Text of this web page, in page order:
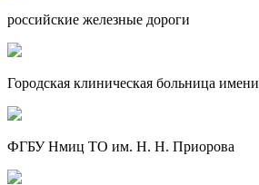
российские железные дороги
Городская клиническая больница
ФГБУ Нмиц ТО им. Н. Н. Приорова